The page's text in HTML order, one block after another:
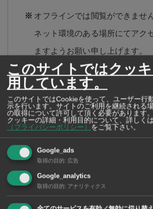
オフラインでは閲覧ができませ
ネット環境のある場所にてアク
ますようお願い申し上げます。
PDF内の別ページへジャンプす
いて、ジャンプ後に読み込みに
がかかる場合があります。
アクセスが混雑し繋がりにくく
ざいますが、その際は、しばら
て、再度アクセスいただきます
し上げます。
二次利用の関係で、一部の誌面
このサイトではクッ
用しています。
このサイトではCookieを使って、ユーザー行
示を行います。サイトのご利用を継続される
の取得について許可して頂く必要があります。
クッキーの詳細・利用目的について、詳しくは
（プライバシーポリシー）
をご覧下さい。
Google_ads
取得の目的: 広告
Google_analytics
取得の目的: アナリティクス